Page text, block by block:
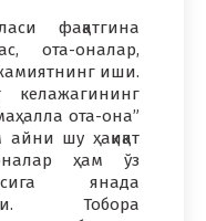
фақатгина
ота-оналар,
иши.
ота-она”
шу ҳақиқат
ҳам ўз
янада
Тобора